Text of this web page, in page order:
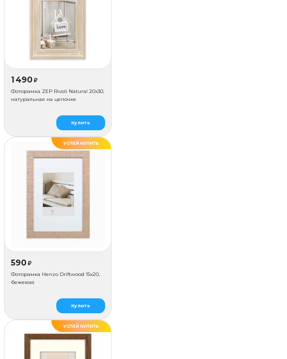
1 490 ₽
Фоторамка ZEP Rivoli Natural 20x30,
натуральная на цепочке
Купить
УСПЕЙ КУПИТЬ
590 ₽
Фоторамка Henzo Driftwood 15x20,
бежевая
Купить
УСПЕЙ КУПИТЬ